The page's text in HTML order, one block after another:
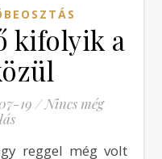
kifolyik a
19 / Nincs még